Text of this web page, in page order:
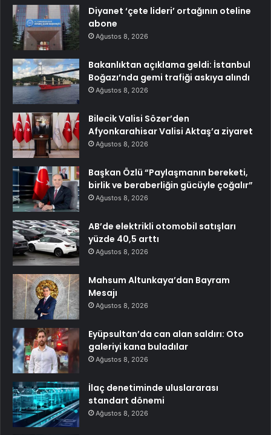
Diyanet ‘çete lideri’ ortağının oteline
abone
Ağustos 8, 2026
Bakanlıktan açıklama geldi: İstanbul
Boğazı’nda gemi trafiği askıya alındı
Ağustos 8, 2026
Bilecik Valisi Sözer’den
Afyonkarahisar Valisi Aktaş’a ziyaret
Ağustos 8, 2026
Başkan Özlü “Paylaşmanın bereketi,
birlik ve beraberliğin gücüyle çoğalır”
Ağustos 8, 2026
AB’de elektrikli otomobil satışları
yüzde 40,5 arttı
Ağustos 8, 2026
Mahsum Altunkaya’dan Bayram
Mesajı
Ağustos 8, 2026
Eyüpsultan’da can alan saldırı: Oto
galeriyi kana buladılar
Ağustos 8, 2026
İlaç denetiminde uluslararası
standart dönemi
Ağustos 8, 2026